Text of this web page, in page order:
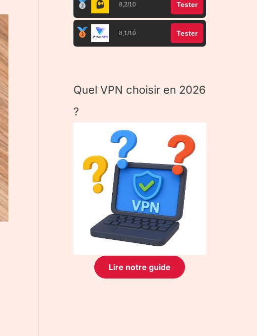
8,2/10 Tester
8,1/10 Tester
Quel VPN choisir en 2026
?
Lire notre guide